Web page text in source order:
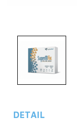
DETAIL